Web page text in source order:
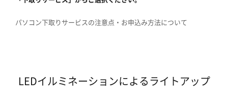
パソコン下取りサービスの注意点・お申込み方法について
LEDイルミネーションによるライトアップ